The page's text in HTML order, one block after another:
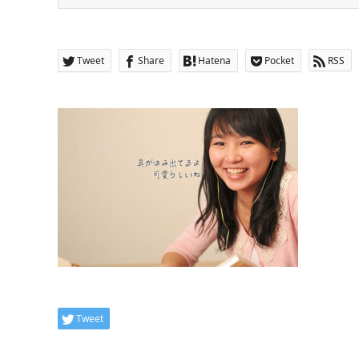
Tweet Share Hatena Pocket RSS
Tweet